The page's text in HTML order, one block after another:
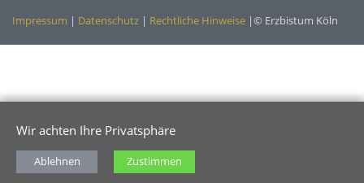
Impressum | Datenschutz | Rechtliche Hinweise |© Erzbistum Köln
Wir achten Ihre Privatsphäre
Ablehnen Zustimmen